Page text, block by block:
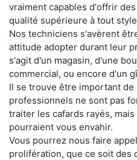
vraiment capables d'offrir
qualité supérieure à tout
Nos techniciens s'avèrent
attitude adopter durant leur
s'agit d'un magasin, d'une
commercial, ou encore d'un
Il se trouve être important de
professionnels ne sont pas
traiter les cafards rayés,
pourraient vous envahir.
Vous pourrez nous faire
prolifération, que ce soit des